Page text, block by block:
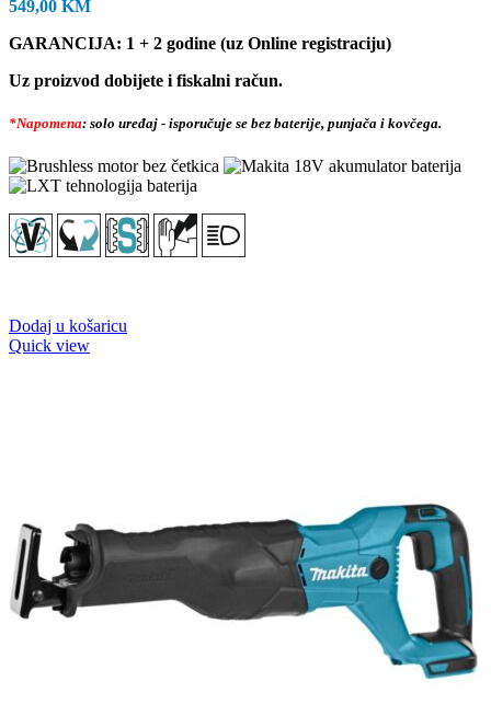
549,00 KM
GARANCIJA: 1 + 2 godine (uz Online registraciju)
Uz proizvod dobijete i fiskalni račun.
*Napomena: solo uređaj - isporučuje se bez baterije, punjača i kovčega.
Dodaj u košaricu
Quick view